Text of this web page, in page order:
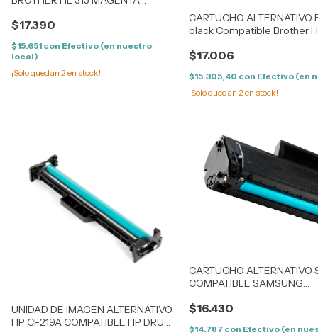
MFC 9460/9560/9970
$17.390
$15.651 con Efectivo (en nuestro
local)
¡Solo quedan 2 en stock!
CARTUCHO ALTERNATIVO
black Compatible Brother
$17.006
$15.305,40 con Efectivo (en
¡Solo quedan 2 en stock!
UNIDAD DE IMAGEN ALTERNATIVO
HP CF219A COMPATIBLE HP DRUM
CARTUCHO ALTERNATIVO
COMPATIBLE SAMSUNG
$16.430
$14.787 con Efectivo (en